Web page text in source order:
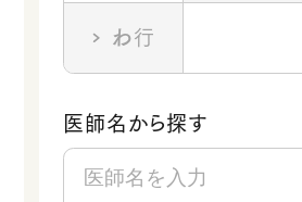
わ行
医師名から探す